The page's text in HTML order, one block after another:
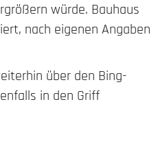
würde. Bauhaus
nach eigenen Angaben
über den Bing-
in den Griff